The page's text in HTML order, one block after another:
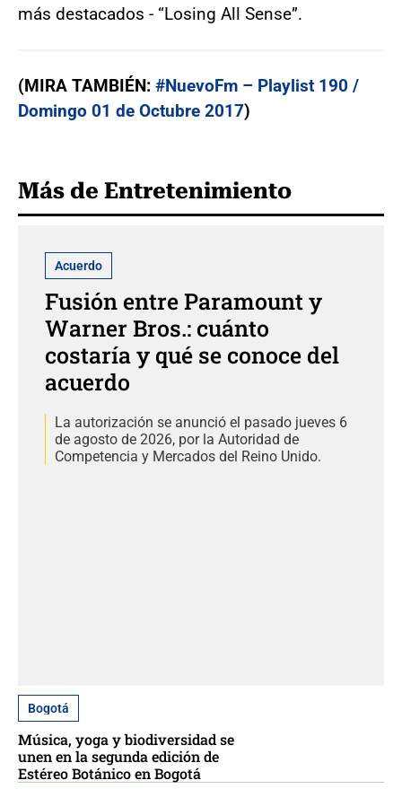
más destacados - “Losing All Sense”.
(MIRA TAMBIÉN: #NuevoFm – Playlist 190 /
Domingo 01 de Octubre 2017)
Más de Entretenimiento
Acuerdo
Fusión entre Paramount y
Warner Bros.: cuánto
costaría y qué se conoce del
acuerdo
La autorización se anunció el pasado jueves 6
de agosto de 2026, por la Autoridad de
Competencia y Mercados del Reino Unido.
Bogotá
Música, yoga y biodiversidad se
unen en la segunda edición de
Estéreo Botánico en Bogotá